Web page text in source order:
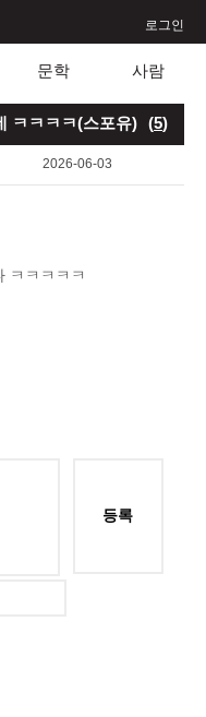
로그인
문학 사람
ㅋㅋㅋㅋ(스포유) (5)
2026-06-03
ㅋㅋㅋㅋㅋ
등록